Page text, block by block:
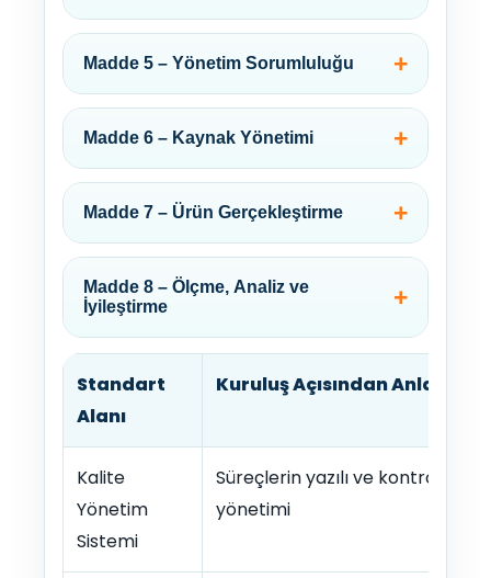
Madde 5 – Yönetim Sorumluluğu
Madde 6 – Kaynak Yönetimi
Madde 7 – Ürün Gerçekleştirme
Madde 8 – Ölçme, Analiz ve
İyileştirme
Standart
Alanı
Kuruluş Açısından Anlamı
Kalite
Yönetim
Sistemi
Süreçlerin yazılı ve kontrollü
yönetimi